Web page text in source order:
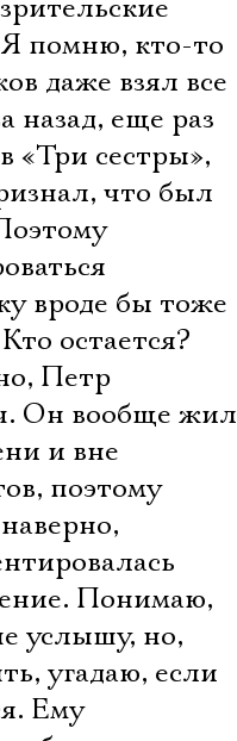
помню, кто-то
даже взял все
назад, еще раз
«Три сестры»,
что был
вроде бы тоже
остается?
Петр
Он вообще жил
и вне
поэтому
Понимаю,
услышу, но,
угадаю, если
Ему